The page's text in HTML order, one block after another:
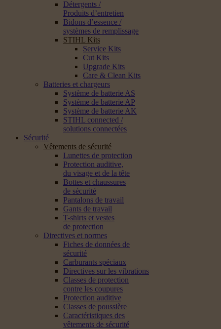
Détergents /
Produits d’entretien
Bidons d’essence /
systèmes de remplissage
STIHL Kits
Service Kits
Cut Kits
Upgrade Kits
Care & Clean Kits
Batteries et chargeurs
Système de batterie AS
Système de batterie AP
Système de batterie AK
STIHL connected /
solutions connectées
Sécurité
Vêtements de sécurité
Lunettes de protection
Protection auditive,
du visage et de la tête
Bottes et chaussures
de sécurité
Pantalons de travail
Gants de travail
T-shirts et vestes
de protection
Directives et normes
Fiches de données de
sécurité
Carburants spéciaux
Directives sur les vibrations
Classes de protection
contre les coupures
Protection auditive
Classes de poussière
Caractéristiques des
vêtements de sécurité